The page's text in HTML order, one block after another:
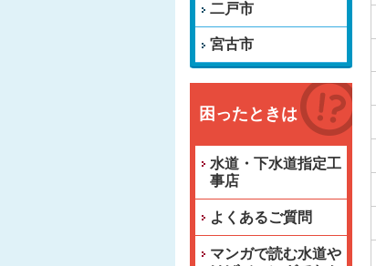
二戸市
宮古市
困ったときは
水道・下水道指定工
事店
よくあるご質問
マンガで読む水道や